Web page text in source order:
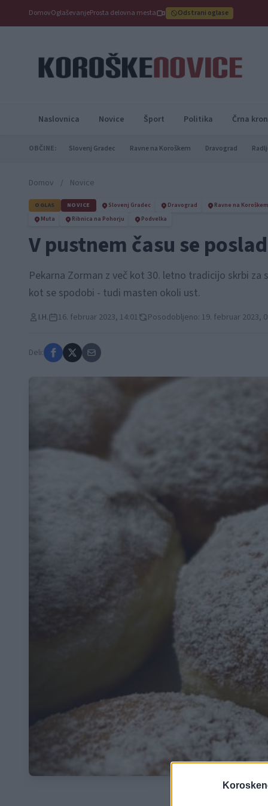
DomovOglaševanjeProsta delovna mesta Odstrani oglase
Naslovnica Novice Šport Politika Črna
OBČINE: Slovenj Gradec Ravne na Koroškem Dravograd
Domov / Novice
OGLAS NOVICE Slovenj Gradec Dravograd Ravne na Koroškem
Muta
Ribnica na Pohorju Podvelka
V pustnem času se
Pekarna Zorman z več kot 30. letno tradicijo skrbi
kot se spodobi - tudi masten okoli ust.
I.H. 16. februar 2023, 14:01 Posodobljeno: 19. februar 2023,
Deli: